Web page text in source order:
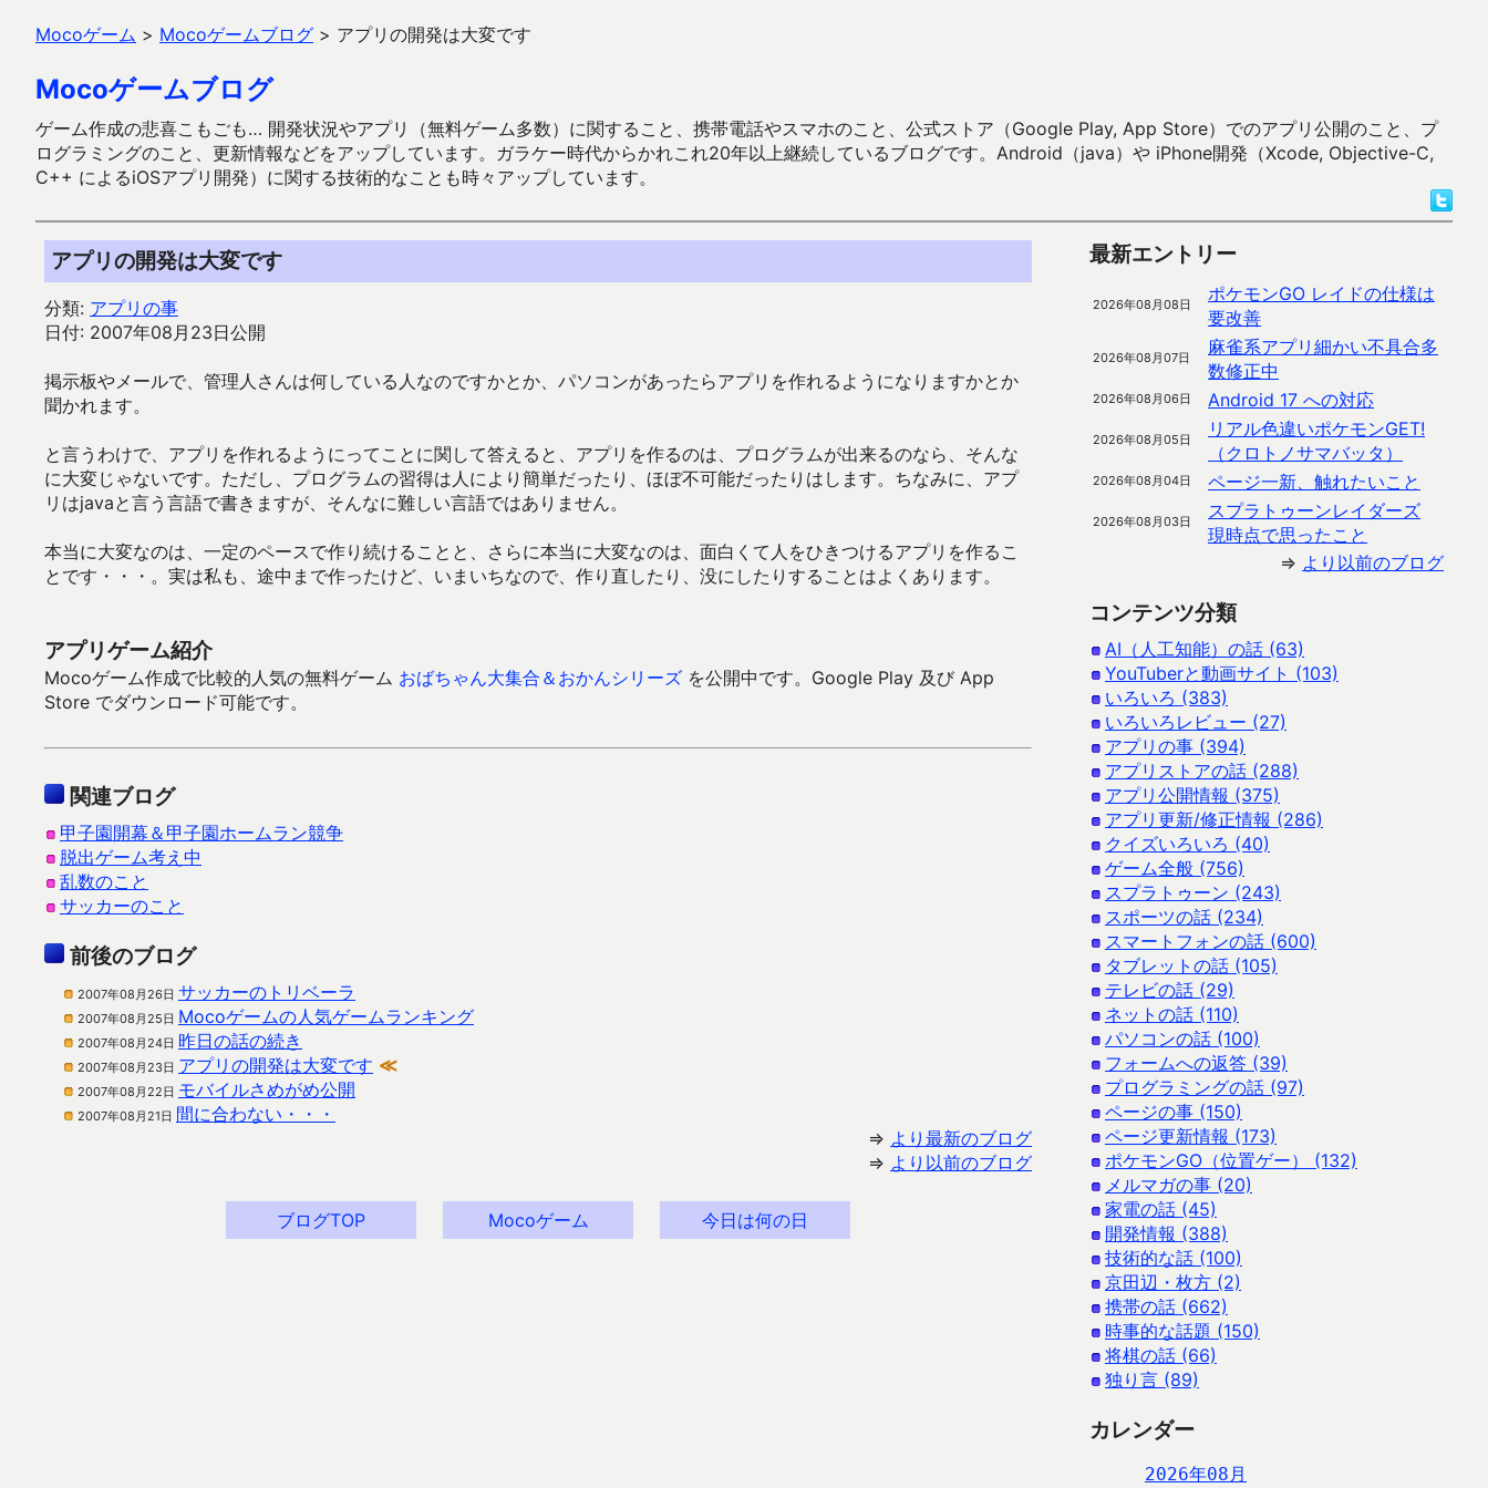
Mocoゲーム > Mocoゲームブログ > アプリの開発は大変です
Mocoゲームブログ
ゲーム作成の悲喜こもごも… 開発状況やアプリ（無料ゲーム多数）に関すること、携帯電話やスマホのこと、公式ストア（Google Play, App Store）でのアプリ公開のこと、プ
ログラミングのこと、更新情報などをアップしています。ガラケー時代からかれこれ20年以上継続しているブログです。Android（java）や iPhone開発（Xcode, Objective-C,
C++ によるiOSアプリ開発）に関する技術的なことも時々アップしています。
アプリの開発は大変です
分類: アプリの事
日付: 2007年08月23日公開
掲示板やメールで、管理人さんは何している人なのですかとか、パソコンがあったらアプリを作れるようになりますかとか
聞かれます。
と言うわけで、アプリを作れるようにってことに関して答えると、アプリを作るのは、プログラムが出来るのなら、そんな
に大変じゃないです。ただし、プログラムの習得は人により簡単だったり、ほぼ不可能だったりはします。ちなみに、アプ
リはjavaと言う言語で書きますが、そんなに難しい言語ではありません。
本当に大変なのは、一定のペースで作り続けることと、さらに本当に大変なのは、面白くて人をひきつけるアプリを作るこ
とです・・・。実は私も、途中まで作ったけど、いまいちなので、作り直したり、没にしたりすることはよくあります。
アプリゲーム紹介
Mocoゲーム作成で比較的人気の無料ゲーム おばちゃん大集合＆おかんシリーズ を公開中です。Google Play 及び App
Store でダウンロード可能です。
関連ブログ
甲子園開幕＆甲子園ホームラン競争
脱出ゲーム考え中
乱数のこと
サッカーのこと
前後のブログ
2007年08月26日 サッカーのトリベーラ
2007年08月25日 Mocoゲームの人気ゲームランキング
2007年08月24日 昨日の話の続き
2007年08月23日 アプリの開発は大変です ≪
2007年08月22日 モバイルさめがめ公開
2007年08月21日 間に合わない・・・
⇒ より最新のブログ
⇒ より以前のブログ
ブログTOP Mocoゲーム 今日は何の日
最新エントリー
2026年08月08日
ポケモンGO レイドの仕様は
要改善
2026年08月07日
麻雀系アプリ細かい不具合多
数修正中
2026年08月06日 Android 17 への対応
2026年08月05日
リアル色違いポケモンGET!
（クロトノサマバッタ）
2026年08月04日 ページ一新、触れたいこと
2026年08月03日
スプラトゥーンレイダーズ
現時点で思ったこと
⇒ より以前のブログ
コンテンツ分類
AI（人工知能）の話 (63)
YouTuberと動画サイト (103)
いろいろ (383)
いろいろレビュー (27)
アプリの事 (394)
アプリストアの話 (288)
アプリ公開情報 (375)
アプリ更新/修正情報 (286)
クイズいろいろ (40)
ゲーム全般 (756)
スプラトゥーン (243)
スポーツの話 (234)
スマートフォンの話 (600)
タブレットの話 (105)
テレビの話 (29)
ネットの話 (110)
パソコンの話 (100)
フォームへの返答 (39)
プログラミングの話 (97)
ページの事 (150)
ページ更新情報 (173)
ポケモンGO（位置ゲー） (132)
メルマガの事 (20)
家電の話 (45)
開発情報 (388)
技術的な話 (100)
京田辺・枚方 (2)
携帯の話 (662)
時事的な話題 (150)
将棋の話 (66)
独り言 (89)
カレンダー
2026年08月